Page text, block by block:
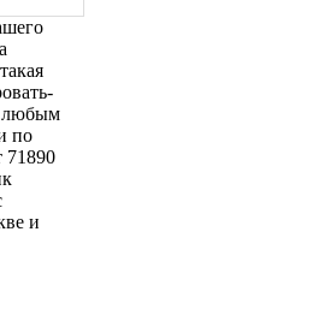
любым
по
71890
и